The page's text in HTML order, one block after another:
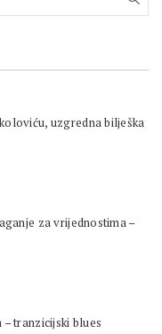
uzgredna bilješka
za vrijednostima –
tranzicijski blues